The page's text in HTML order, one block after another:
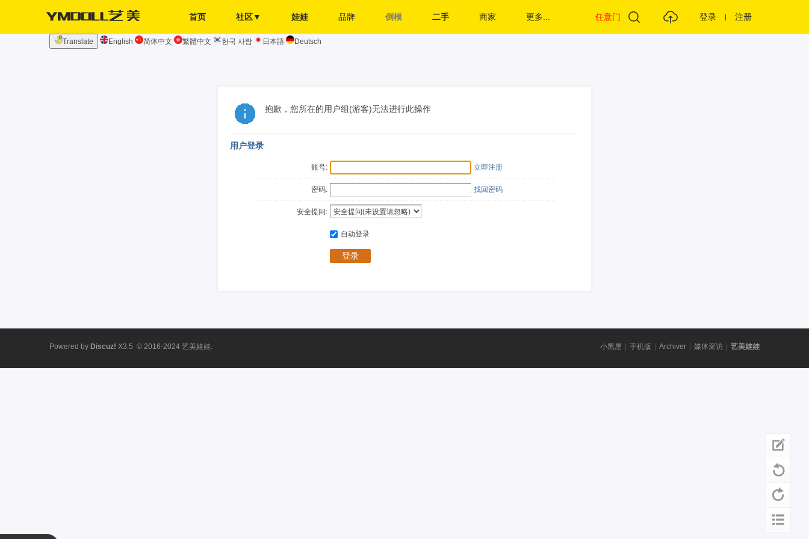
首页 社区▼ 娃娃 品牌 倒模 二手 商家 更多... 任意门 登录 注册
Translate English 简体中文 繁體中文 한국 사람 日本語 Deutsch
抱歉，您所在的用户组(游客)无法进行此操作
用户登录
账号: 立即注册
密码: 找回密码
安全提问:
自动登录
登录
小黑屋 手机版 Archiver 媒体采访 艺美娃娃
Powered by Discuz! X3.5 © 2016-2024 艺美娃娃.